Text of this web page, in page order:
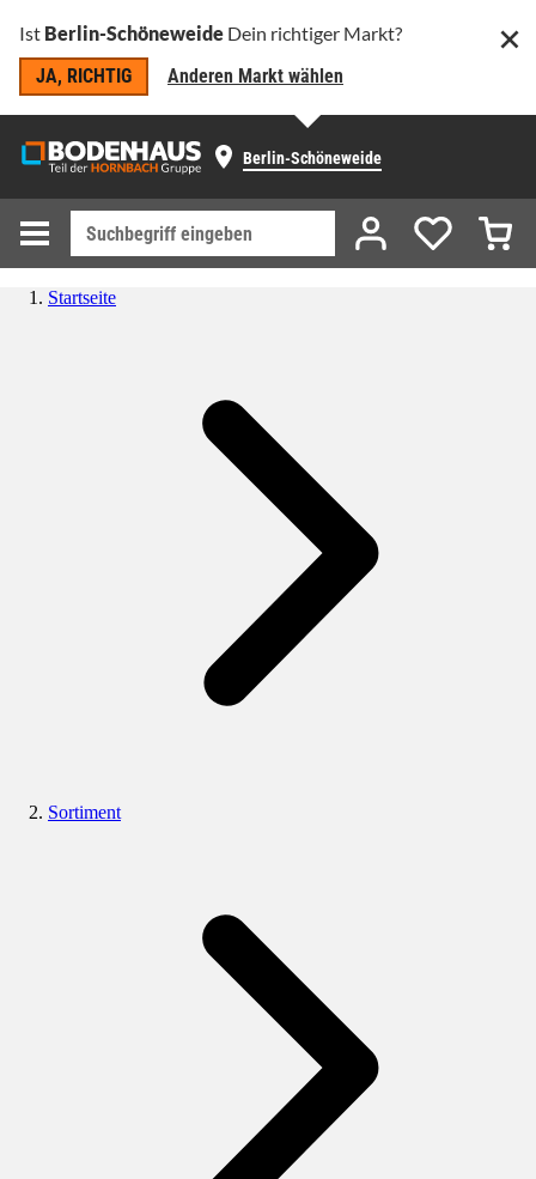
Ist Berlin-Schöneweide Dein richtiger Markt?
JA, RICHTIG
Anderen Markt wählen
Berlin-Schöneweide
Startseite
Sortiment